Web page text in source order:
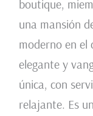
boutique,
una mansión
moderno en el
elegante y
única, con
relajante. Es